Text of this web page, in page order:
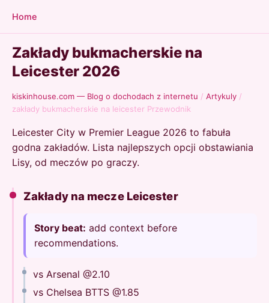
Home
Zakłady bukmacherskie na
Leicester 2026
kiskinhouse.com — Blog o dochodach z internetu / Artykuly /
zakłady bukmacherskie na leicester Przewodnik
Leicester City w Premier League 2026 to fabuła
godna zakładów. Lista najlepszych opcji obstawiania
Lisy, od meczów po graczy.
Zakłady na mecze Leicester
Story beat: add context before
recommendations.
vs Arsenal @2.10
vs Chelsea BTTS @1.85